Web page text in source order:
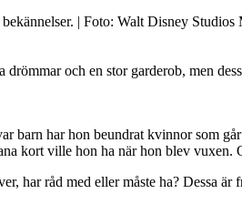
| Foto: Walt Disney Studios
drömmar och en stor garderob, men
barn har hon beundrat kvinnor som
kort ville hon ha när hon blev
har råd med eller måste ha? Dessa